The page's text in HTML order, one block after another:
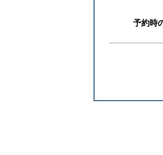
予約時